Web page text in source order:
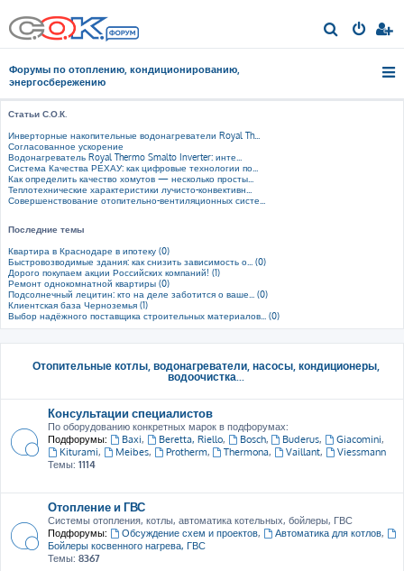
о
Форумы по отоплению, кондиционированию,
энергосбережению
Статьи С.О.К.
Инверторные накопительные водонагреватели Royal Th...
Согласованное ускорение
Водонагреватель Royal Thermo Smalto Inverter: инте...
Система Качества РЕХАУ: как цифровые технологии по...
Как определить качество хомутов — несколько просты...
Теплотехнические характеристики лучисто-конвективн...
Совершенствование отопительно-вентиляционных систе...
Последние темы
Квартира в Краснодаре в ипотеку (0)
Быстровозводимые здания: как снизить зависимость о... (0)
Дорого покупаем акции Российских компаний! (1)
Ремонт однокомнатной квартиры (0)
Подсолнечный лецитин: кто на деле заботится о ваше... (0)
Клиентская база Черноземья (1)
Выбор надёжного поставщика строительных материалов... (0)
Отопительные котлы, водонагреватели, насосы, кондиционеры,
водоочистка...
Консультации специалистов
По оборудованию конкретных марок в подфорумах:
Подфорумы:
Baxi, Beretta, Riello, Bosch, Buderus, Giacomini,
Kiturami, Meibes, Protherm, Thermona, Vaillant,
Viessmann
Темы: 1114
Отопление и ГВС
Системы отопления, котлы, автоматика котельных, бойлеры, ГВС
Подфорумы:
Обсуждение схем и проектов, Автоматика для котлов,
Бойлеры косвенного нагрева, ГВС
Темы: 8367